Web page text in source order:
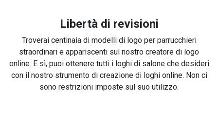
Libertà di revisioni
Troverai centinaia di modelli di logo per parrucchieri
straordinari e appariscenti sul nostro creatore di logo
online. E sì, puoi ottenere tutti i loghi di salone che desideri
con il nostro strumento di creazione di loghi online. Non ci
sono restrizioni imposte sul suo utilizzo.